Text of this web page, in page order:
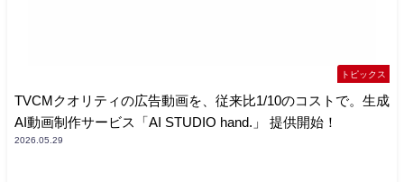
トピックス
TVCMクオリティの広告動画を、従来比1/10のコストで。生成
AI動画制作サービス「AI STUDIO hand.」 提供開始！
2026.05.29